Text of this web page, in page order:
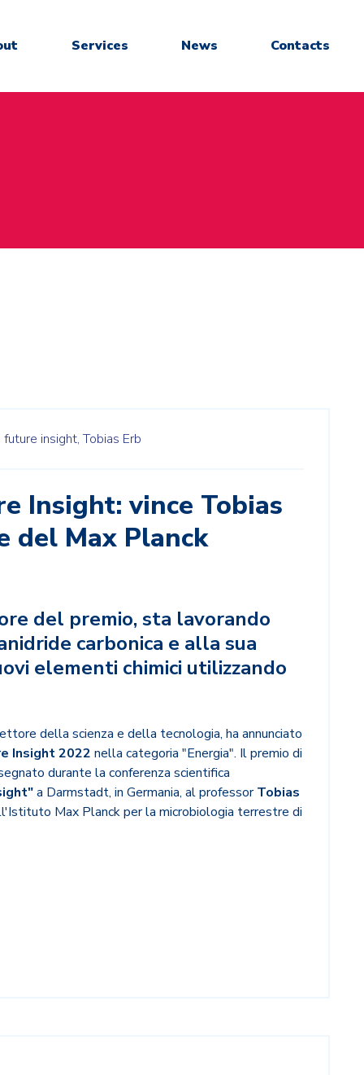
Services News Contacts
future insight, Tobias Erb
Insight: vince Tobias
del Max Planck
del premio, sta lavorando
carbonica e alla sua
elementi chimici utilizzando
della scienza e della tecnologia, ha annunciato
Insight 2022 nella categoria "Energia". Il premio di
durante la conferenza scientifica
a Darmstadt, in Germania, al professorTobias
Max Planck per la microbiologia terrestre di